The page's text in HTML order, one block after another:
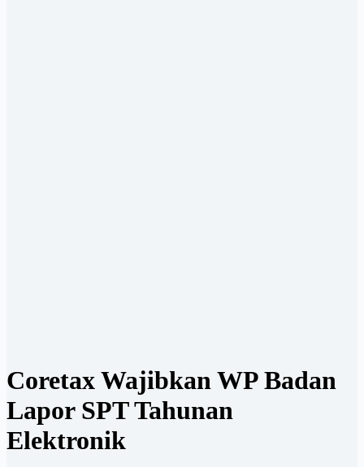
Coretax Wajibkan WP Badan
Lapor SPT Tahunan
Elektronik